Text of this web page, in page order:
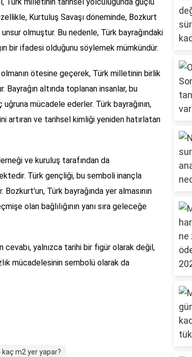
Kurtuluş Savaşı döneminde, Bozkurt
olmuştur. Bu nedenle, Türk bayrağındaki
bir ifadesi olduğunu söylemek mümkündür.
ötesine geçerek, Türk milletinin birlik
altında toplanan insanlar, bu
mücadele ederler. Türk bayrağının,
artıran ve tarihsel kimliği yeniden hatırlatan
ve kuruluş tarafından da
Türk gençliği, bu semboli inançla
Türk bayrağında yer almasının
olan bağlılığının yanı sıra geleceğe
cevabı, yalnızca tarihi bir figür olarak değil,
mücadelesinin sembolü olarak da
m2 yer yapar?